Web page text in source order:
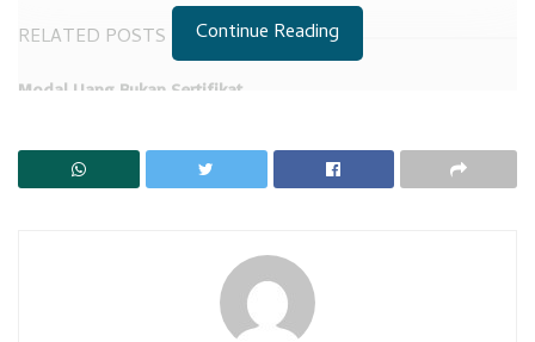
RELATED POSTS
Modal Uang Bukan Sertifikat
Surabaya. Sehingga ada waktu panjang dari pemilik rekom
untuk mengkosolidasi pendukungnya dan melakukan
Continue Reading